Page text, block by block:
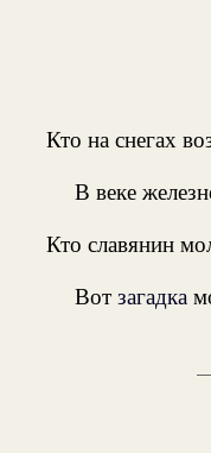
Кто на снегах
В веке
Кто славянин
Вот загадка